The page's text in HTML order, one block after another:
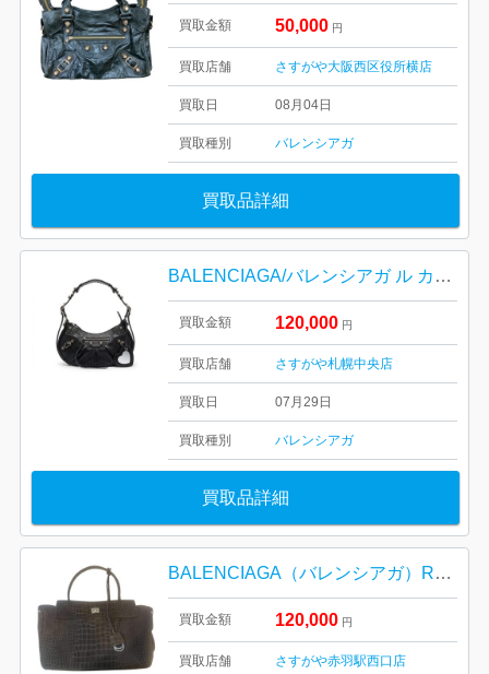
買取金額 50,000 円
買取店舗 さすがや大阪西区役所横店
買取日 08月04日
買取種別 バレンシアガ
買取品詳細
BALENCIAGA/バレンシアガ ル カゴール XS ショルダーバッグ
買取金額 120,000 円
買取店舗 さすがや札幌中央店
買取日 07月29日
買取種別 バレンシアガ
買取品詳細
BALENCIAGA（バレンシアガ）RODEO 789772 バッグ
買取金額 120,000 円
買取店舗 さすがや赤羽駅西口店